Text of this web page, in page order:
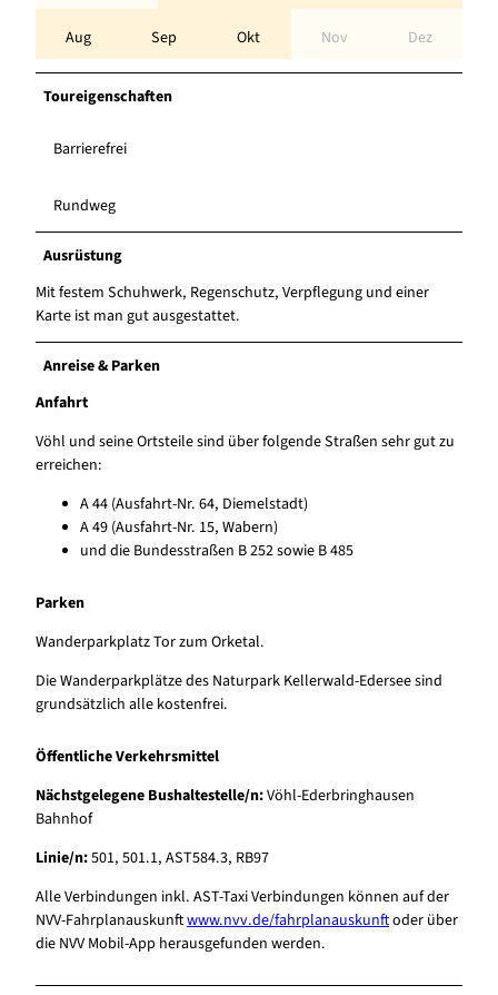
Aug Sep Okt Nov Dez
Toureigenschaften
Barrierefrei
Rundweg
Ausrüstung
Mit festem Schuhwerk, Regenschutz, Verpflegung und einer
Karte ist man gut ausgestattet.
Anreise & Parken
Anfahrt
Vöhl und seine Ortsteile sind über folgende Straßen sehr gut zu
erreichen:
A 44 (Ausfahrt-Nr. 64, Diemelstadt)
A 49 (Ausfahrt-Nr. 15, Wabern)
und die Bundesstraßen B 252 sowie B 485
Parken
Wanderparkplatz Tor zum Orketal.
Die Wanderparkplätze des Naturpark Kellerwald-Edersee sind
grundsätzlich alle kostenfrei.
Öffentliche Verkehrsmittel
Nächstgelegene Bushaltestelle/n:Vöhl-Ederbringhausen
Bahnhof
Linie/n:501, 501.1, AST584.3, RB97
Alle Verbindungen inkl. AST-Taxi Verbindungen können auf der
NVV-Fahrplanauskunftwww.nvv.de/fahrplanauskunftoder über
die NVV Mobil-App herausgefunden werden.